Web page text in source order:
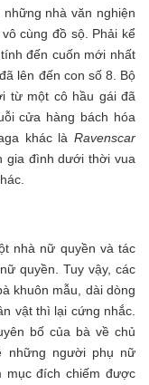
nhà văn nghiện
cùng đồ sộ. Phải kể
đến cuốn mới nhất
lên đến con số 8. Bộ
từ một cô hầu gái đã
cửa hàng bách hóa
khác là Ravenscar
gia đình dưới thời vua
nhà nữ quyền và tác
quyền. Tuy vậy, các
khuôn mẫu, dài dòng
vật thì lại cứng nhắc.
bố của bà về chủ
những người phụ nữ
mục đích chiếm được